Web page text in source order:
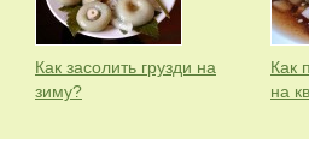
Как засолить грузди на
зиму?
Как
на